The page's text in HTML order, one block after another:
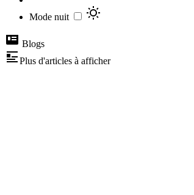
Mode nuit
Blogs
Plus d'articles à afficher